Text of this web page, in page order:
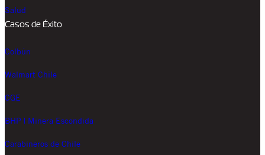
Salud
Casos de Éxito
Colbún
Walmart Chile
CGE
BHP | Minera Escondida
Carabineros de Chile